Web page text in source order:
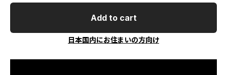
Add to cart
日本国内にお住まいの方向け